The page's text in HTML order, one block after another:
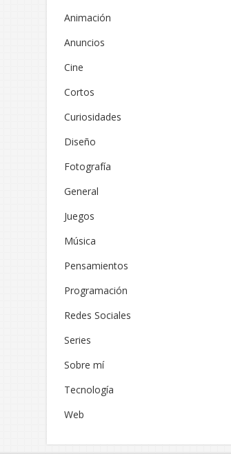
Animación
Anuncios
Cine
Cortos
Curiosidades
Diseño
Fotografía
General
Juegos
Música
Pensamientos
Programación
Redes Sociales
Series
Sobre mí
Tecnología
Web